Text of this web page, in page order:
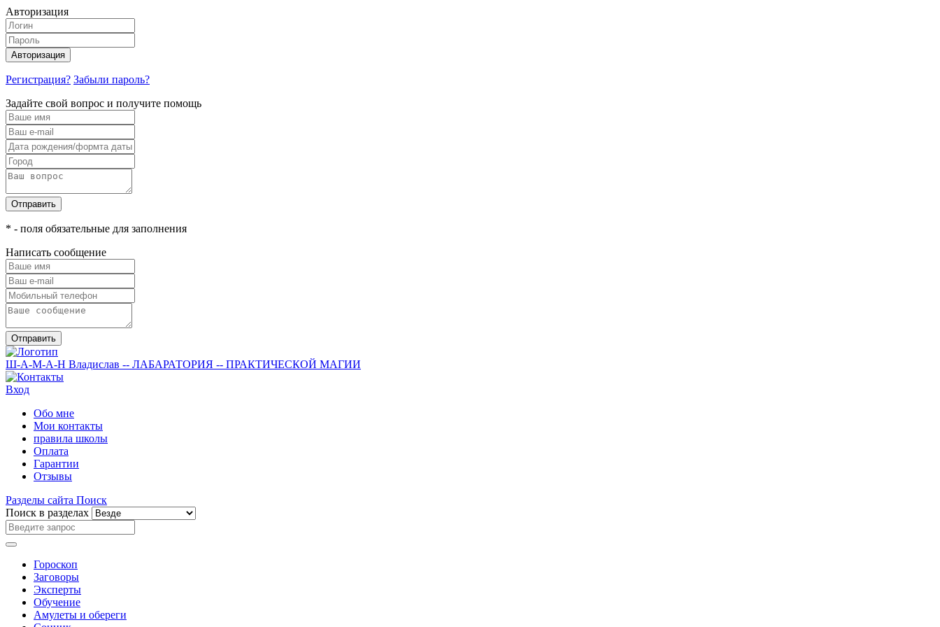
Авторизация
Авторизация
Регистрация? Забыли пароль?
Задайте свой вопрос и получите помощь
Отправить
* - поля обязательные для заполнения
Написать сообщение
Отправить
Ш-А-М-А-Н Владислав -- ЛАБАРАТОРИЯ -- ПРАКТИЧЕСКОЙ МАГИИ
Вход
Обо мне
Мои контакты
правила школы
Оплата
Гарантии
Отзывы
Разделы сайта Поиск
Поиск в разделах
Гороскоп
Заговоры
Эксперты
Обучение
Амулеты и обереги